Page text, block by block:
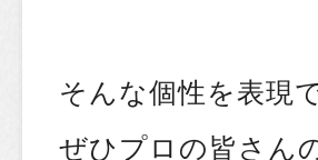
そんな個性を表現
ぜひプロの皆さん